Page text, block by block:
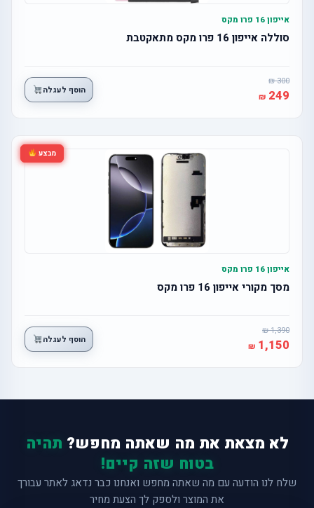
אייפון 16 פרו מקס
סוללה אייפון 16 פרו מקס מתאקטבת
300
249 הוסף לעגלה
מבצע
אייפון 16 פרו מקס
מסך מקורי אייפון 16 פרו מקס
1,390
1,150 הוסף לעגלה
לא מצאת את מה שאתה מחפש? תהיה
בטוח שזה קיים!
שלח לנו הודעה עם מה שאתה מחפש ואנחנו כבר נדאג לאתר עבורך
את המוצר ולספק לך הצעת מחיר